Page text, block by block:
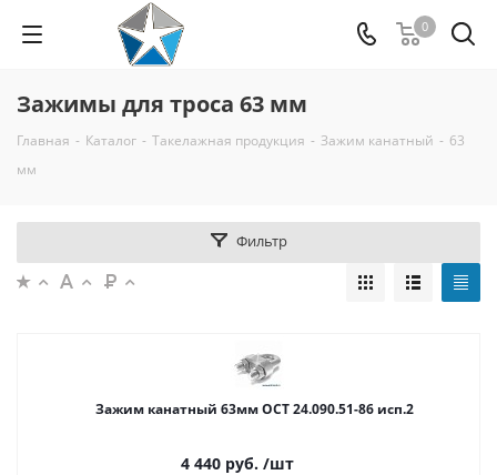
0
Зажимы для троса 63 мм
Главная - Каталог - Такелажная продукция - Зажим канатный - 63
мм
Фильтр
Зажим канатный 63мм ОСТ 24.090.51-86 исп.2
4 440 руб. /шт